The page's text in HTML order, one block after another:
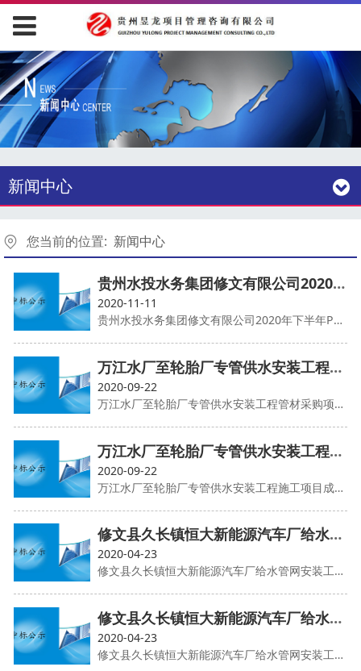
新闻中心
您当前的位置: 新闻中心
贵州水投水务集团修文有限公司2020年下半年PE管及管件采购
2020-11-11
贵州水投水务集团修文有限公司2020年下半年PE管及管件采购
万江水厂至轮胎厂专管供水安装工程管材采购项目成交供应商候选人公示
2020-09-22
万江水厂至轮胎厂专管供水安装工程管材采购项目成交供应商候选人公示
万江水厂至轮胎厂专管供水安装工程施工项目成交供应商候选人公示
2020-09-22
万江水厂至轮胎厂专管供水安装工程施工项目成交供应商候选人公示
修文县久长镇恒大新能源汽车厂给水管网安装工程施工中标候选人公示
2020-04-23
修文县久长镇恒大新能源汽车厂给水管网安装工程施工中标候选人公示
修文县久长镇恒大新能源汽车厂给水管网安装工程管材采购成交供应商候选人公示
2020-04-23
修文县久长镇恒大新能源汽车厂给水管网安装工程管材采购成交供应商候选人公示